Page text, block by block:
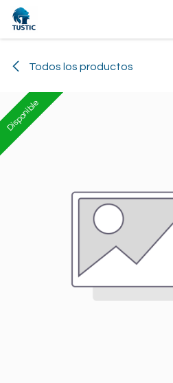
Ir al contenido
Todos los productos
Disponible
Disponible